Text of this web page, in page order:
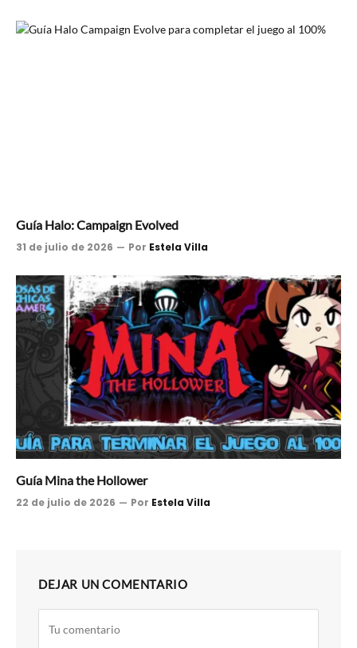
Guía Halo: Campaign Evolved
31 de julio de 2026 Por Estela Villa
Guía Mina the Hollower
22 de julio de 2026 Por Estela Villa
DEJAR UN COMENTARIO